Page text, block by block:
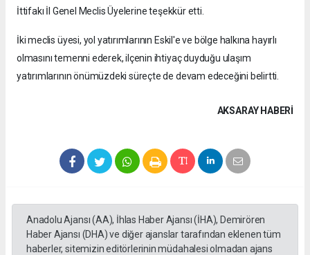
İttifakı İl Genel Meclis Üyelerine teşekkür etti.
İki meclis üyesi, yol yatırımlarının Eskil'e ve bölge halkına hayırlı
olmasını temenni ederek, ilçenin ihtiyaç duyduğu ulaşım
yatırımlarının önümüzdeki süreçte de devam edeceğini belirtti.
AKSARAY HABERİ
Anadolu Ajansı (AA), İhlas Haber Ajansı (İHA), Demirören
Haber Ajansı (DHA) ve diğer ajanslar tarafından eklenen tüm
haberler, sitemizin editörlerinin müdahalesi olmadan ajans